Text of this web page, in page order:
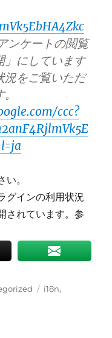
ンケートの閲覧
」にしています
況をご覧いただ
ccc?
。
グインの利用状況
されています。参
タ
i18n,